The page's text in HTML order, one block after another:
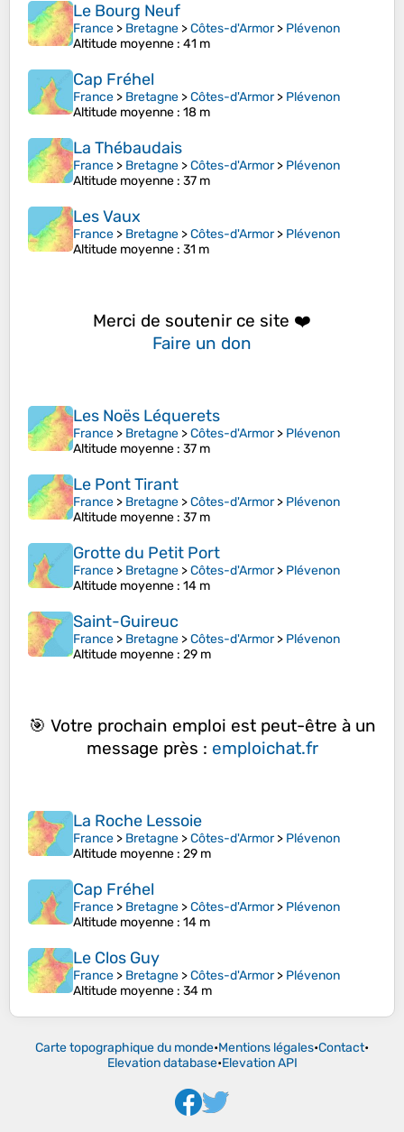
Le Bourg Neuf
France > Bretagne >Côtes-d'Armor> Plévenon
Altitude moyenne : 41 m
Cap Fréhel
France > Bretagne >Côtes-d'Armor> Plévenon
Altitude moyenne : 18 m
La Thébaudais
France > Bretagne >Côtes-d'Armor> Plévenon
Altitude moyenne : 37 m
Les Vaux
France > Bretagne >Côtes-d'Armor> Plévenon
Altitude moyenne : 31 m
Merci de soutenir ce site ❤️
Faire un don
Les Noës Léquerets
France > Bretagne >Côtes-d'Armor> Plévenon
Altitude moyenne : 37 m
Le Pont Tirant
France > Bretagne >Côtes-d'Armor> Plévenon
Altitude moyenne : 37 m
Grotte du Petit Port
France > Bretagne >Côtes-d'Armor> Plévenon
Altitude moyenne : 14 m
Saint-Guireuc
France > Bretagne >Côtes-d'Armor> Plévenon
Altitude moyenne : 29 m
🎯 Votre prochain emploi est peut-être à un
message près : emploichat.fr
La Roche Lessoie
France > Bretagne >Côtes-d'Armor> Plévenon
Altitude moyenne : 29 m
Cap Fréhel
France > Bretagne >Côtes-d'Armor> Plévenon
Altitude moyenne : 14 m
Le Clos Guy
France > Bretagne >Côtes-d'Armor> Plévenon
Altitude moyenne : 34 m
Carte topographique du monde•Mentions légales•Contact•
Elevation database•Elevation API